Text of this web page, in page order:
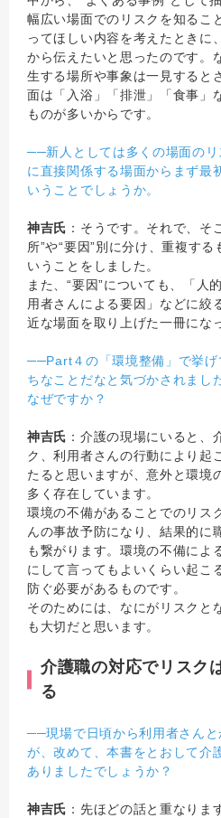
幅広い場面でのリスクを知るこ
ってほしい内容を考えたときに
から伝えたいと思ったのです。
生する場所や事象は一見すると
面は「入浴」「排泄」「食事」
ものが多いからです。
──新人としては多くの場面の
に直接関係する場面からまず最
いうことでしょうか。
神吉氏 ：そうです。それで、そ
所”や“要因”別に分け、重複す
いうことをしました。
また、“要因”についても、「人
用者さんによる要因」などに絞
近な場面を取り上げた一冊にな
──Part４の「環境整備」で挙げ
ちなことだなと気づかされまし
なぜですか？
神吉氏 ：介護の現場にいると、
ク、利用者さんの行動により起
たると思いますが、意外と環境
多く存在しています。
環境の不備があることでのリス
んの事故予防になり、結果的に
も繋がります。環境の不備によ
にして言ってもよいくらい起こ
防ぐ必要があるものです。
そのためには、なにがリスクと
も大切だと思います。
介護職の対応でリスク
る
──現場で日頃から利用者さん
が、改めて、本書をとおして介
ありましたでしょうか？
神吉氏 ：先ほどの話と重なりま